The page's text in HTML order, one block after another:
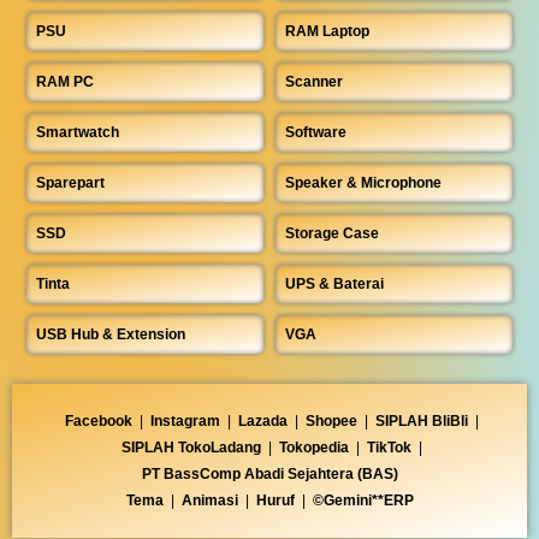
PSU RAM Laptop
RAM PC Scanner
Smartwatch Software
Sparepart Speaker & Microphone
SSD Storage Case
Tinta UPS & Baterai
USB Hub & Extension VGA
Facebook Instagram Lazada Shopee SIPLAH BliBli
SIPLAH TokoLadang
Tokopedia TikTok
PT BassComp Abadi Sejahtera (BAS)
Tema
Animasi Huruf ©Gemini**ERP